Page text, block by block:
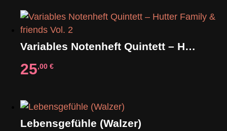
Variables Notenheft Quintett – Hutter Family & friends Vol. 2
25,00€
Lebensgefühle (Walzer)